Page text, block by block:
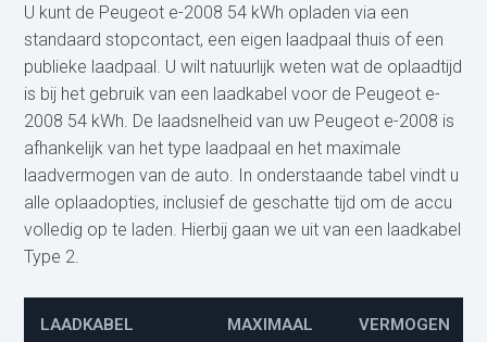
U kunt de Peugeot e-2008 54 kWh opladen via een
standaard stopcontact, een eigen laadpaal thuis of een
publieke laadpaal. U wilt natuurlijk weten wat de oplaadtijd
is bij het gebruik van een laadkabel voor de Peugeot e-
2008 54 kWh. De laadsnelheid van uw Peugeot e-2008 is
afhankelijk van het type laadpaal en het maximale
laadvermogen van de auto. In onderstaande tabel vindt u
alle oplaadopties, inclusief de geschatte tijd om de accu
volledig op te laden. Hierbij gaan we uit van een laadkabel
Type 2.
LAADKABEL MAXIMAAL VERMOGEN